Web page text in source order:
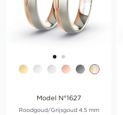
Model N°1627
Roodgoud/Grijsgoud 4.5 mm